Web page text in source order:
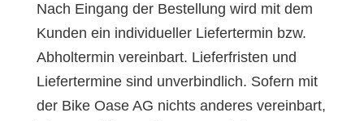
Nach Eingang der Bestellung wird mit dem
Kunden ein individueller Liefertermin bzw.
Abholtermin vereinbart. Lieferfristen und
Liefertermine sind unverbindlich. Sofern mit
der Bike Oase AG nichts anderes vereinbart,